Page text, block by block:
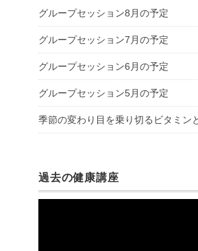
グループセッション8月の予定
グループセッション7月の予定
グループセッション6月の予定
グループセッション5月の予定
季節の変わり目を乗り切るビタミン
過去の健康講座